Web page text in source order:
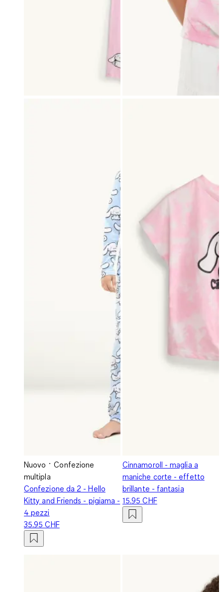
Nuovo
Confezione
multipla
Confezione da 2 - Hello
Kitty and Friends - pigiama -
4 pezzi
35.95 CHF
Cinnamoroll - maglia a
maniche corte - effetto
brillante - fantasia
15.95 CHF